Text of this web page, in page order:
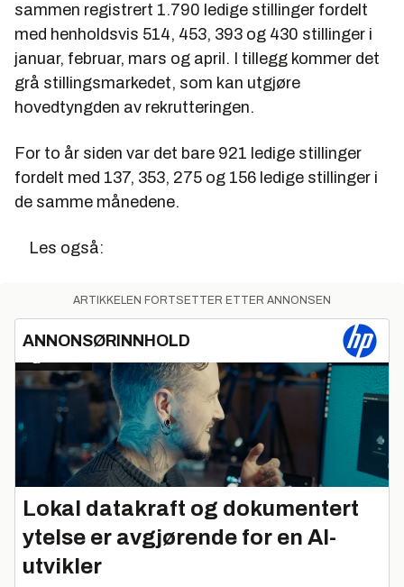
sammen registrert 1.790 ledige stillinger fordelt
med henholdsvis 514, 453, 393 og 430 stillinger i
januar, februar, mars og april. I tillegg kommer det
grå stillingsmarkedet, som kan utgjøre
hovedtyngden av rekrutteringen.
For to år siden var det bare 921 ledige stillinger
fordelt med 137, 353, 275 og 156 ledige stillinger i
de samme månedene.
Les også:
ARTIKKELEN FORTSETTER ETTER ANNONSEN
ANNONSØRINNHOLD
Lokal datakraft og dokumentert
ytelse er avgjørende for en AI-
utvikler